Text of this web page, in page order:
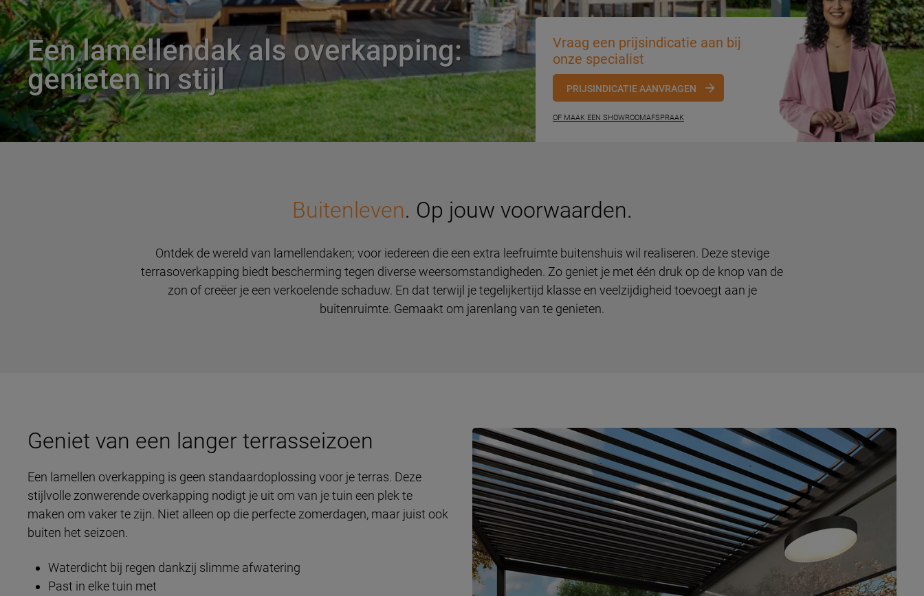
Vraag een prijsindicatie aan bij
onze specialist
PRIJSINDICATIE AANVRAGEN
OF MAAK EEN SHOWROOMAFSPRAAK
Een lamellendak als overkapping:
genieten in stijl
Buitenleven. Op jouw voorwaarden.
Ontdek de wereld van lamellendaken; voor iedereen die een extra leefruimte buitenshuis wil realiseren. Deze stevige
terrasoverkapping biedt bescherming tegen diverse weersomstandigheden. Zo geniet je met één druk op de knop van de
zon of creëer je een verkoelende schaduw. En dat terwijl je tegelijkertijd klasse en veelzijdigheid toevoegt aan je
buitenruimte. Gemaakt om jarenlang van te genieten.
Geniet van een langer terrasseizoen
Een lamellen overkapping is geen standaardoplossing voor je terras. Deze
stijlvolle zonwerende overkapping nodigt je uit om van je tuin een plek te
maken om vaker te zijn. Niet alleen op die perfecte zomerdagen, maar juist ook
buiten het seizoen.
Waterdicht bij regen dankzij slimme afwatering
Past in elke tuin met